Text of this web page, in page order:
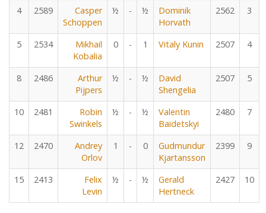
4 2589
Casper
Schoppen
½ - ½
Dominik
Horvath
2562 3
5 2534
Mikhail
Kobalia
0 - 1 Vitaly Kunin 2507 4
8 2486
Arthur
Pijpers
½ - ½
David
Shengelia
2507 5
10 2481
Robin
Swinkels
½ - ½
Valentin
Baidetskyi
2480 7
12 2470
Andrey
Orlov
1 - 0
Gudmundur
Kjartansson
2399 9
15 2413
Felix
Levin
½ - ½
Gerald
Hertneck
2427 10